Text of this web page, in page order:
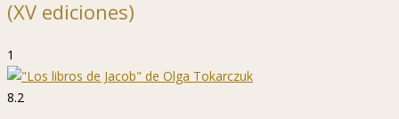
(XV ediciones)
1
8.2